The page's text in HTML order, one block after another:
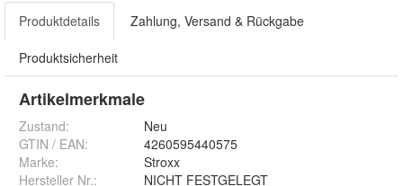
Produktdetails Zahlung, Versand & Rückgabe
Produktsicherheit
Artikelmerkmale
Zustand:
Neu
GTIN / EAN:
4260595440575
Marke:
Stroxx
Hersteller Nr.:
NICHT FESTGELEGT